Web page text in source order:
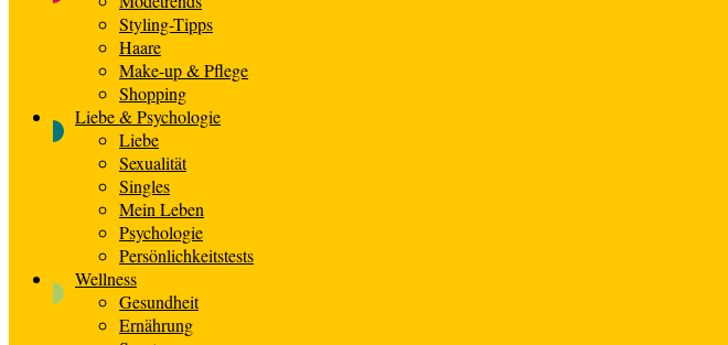
Styling-Tipps
Haare
Make-up & Pflege
Shopping
Liebe & Psychologie
Liebe
Sexualität
Singles
Mein Leben
Psychologie
Persönlichkeitstests
Wellness
Gesundheit
Ernährung